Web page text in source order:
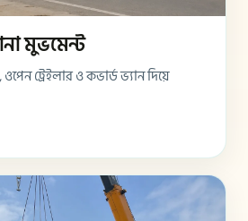
মুভমেন্ট
ট্রেইলার ও কভার্ড ভ্যান দিয়ে